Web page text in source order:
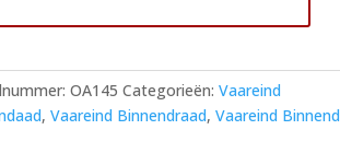
OA145 Categorieën:Vaareind
,Vaareind Binnendraad,Vaareind